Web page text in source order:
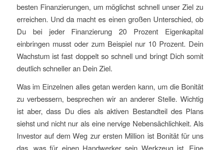
besten Finanzierungen, um möglichst schnell unser Ziel zu
erreichen. Und da macht es einen großen Unterschied, ob
Du bei jeder Finanzierung 20 Prozent Eigenkapital
einbringen musst oder zum Beispiel nur 10 Prozent. Dein
Wachstum ist fast doppelt so schnell und bringt Dich somit
deutlich schneller an Dein Ziel.
Was im Einzelnen alles getan werden kann, um die Bonität
zu verbessern, besprechen wir an anderer Stelle. Wichtig
ist aber, dass Du dies als aktiven Bestandteil des Plans
siehst und nicht nur als eine nervige Nebensächlichkeit. Als
Investor auf dem Weg zur ersten Million ist Bonität für uns